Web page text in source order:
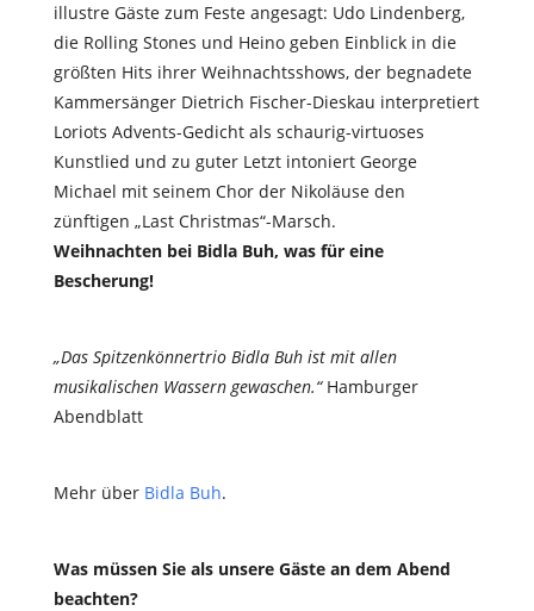
illustre Gäste zum Feste angesagt: Udo Lindenberg,
die Rolling Stones und Heino geben Einblick in die
größten Hits ihrer Weihnachtsshows, der begnadete
Kammersänger Dietrich Fischer-Dieskau interpretiert
Loriots Advents-Gedicht als schaurig-virtuoses
Kunstlied und zu guter Letzt intoniert George
Michael mit seinem Chor der Nikoläuse den
zünftigen „Last Christmas“-Marsch.
Weihnachten bei Bidla Buh, was für eine
Bescherung!
„Das Spitzenkönnertrio Bidla Buh ist mit allen
musikalischen Wassern gewaschen.“Hamburger
Abendblatt
Mehr über Bidla Buh.
Was müssen Sie als unsere Gäste an dem Abend
beachten?